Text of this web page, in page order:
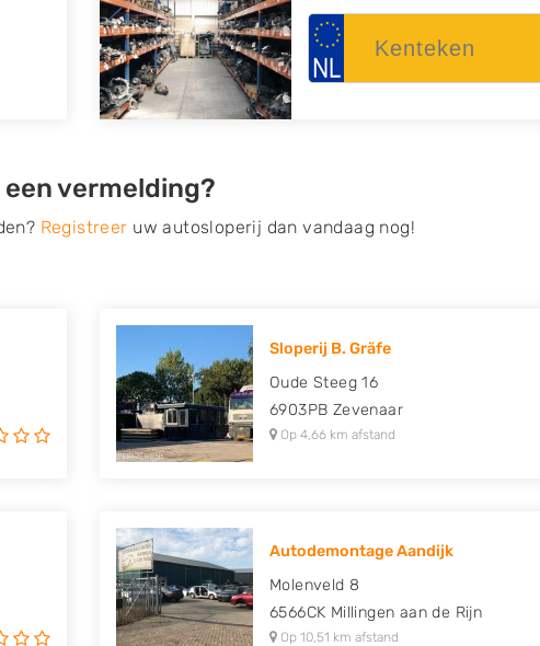
op te
Wij
uw
een vermelding?
Registreer uw autosloperij dan vandaag nog!
Sloperij B. Gräfe
Oude Steeg 16
6903PB Zevenaar
Op 4,66 km afstand
Autodemontage Aandijk
Molenveld 8
6566CK Millingen aan de Rijn
Op 10,51 km afstand